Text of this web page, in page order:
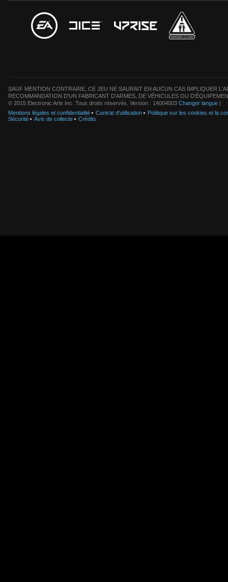
SAUF MENTION CONTRAIRE, CE JEU NE SAURAIT EN AUCUN CAS IMPLIQUER
RECOMMANDATION D'UN FABRICANT D'ARMES, DE VÉHICULES OU
© 2015 Electronic Arts Inc. Tous droits réservés. Version : 14004003 Changer langue |
Mentions légales et confidentialité
Contrat d'utilisation
Politique sur les cookies et la
Sécurité
Avis de collecte Crédits